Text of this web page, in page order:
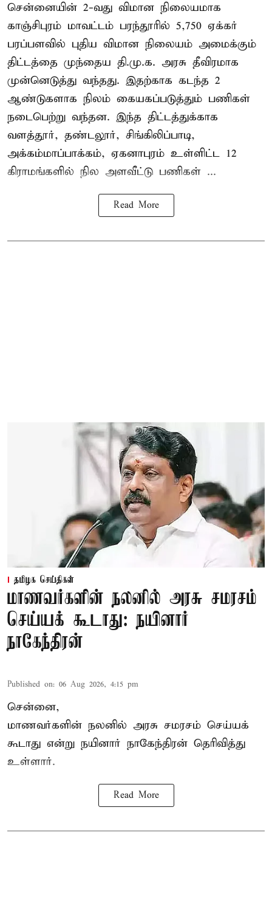
சென்னையின் 2-வது விமான நிலையமாக
காஞ்சிபுரம் மாவட்டம் பரந்தூரில் 5,750 ஏக்கர்
பரப்பளவில் புதிய விமான நிலையம் அமைக்கும்
திட்டத்தை முந்தைய தி.மு.க. அரசு தீவிரமாக
முன்னெடுத்து வந்தது. இதற்காக கடந்த 2
ஆண்டுகளாக நிலம் கையகப்படுத்தும் பணிகள்
நடைபெற்று வந்தன. இந்த திட்டத்துக்காக
வளத்தூர், தண்டலூர், சிங்கிலிப்பாடி,
அக்கம்மாப்பாக்கம், ஏகனாபுரம் உள்ளிட்ட 12
கிராமங்களில் நில அளவீட்டு பணிகள் ...
Read More
தமிழக செய்திகள்
மாணவர்களின் நலனில் அரசு சமரசம்
செய்யக் கூடாது: நயினார்
நாகேந்திரன்
Published on: 06 Aug 2026, 4:15 pm
சென்னை,
மாணவர்களின் நலனில் அரசு சமரசம் செய்யக்
கூடாது என்று நயினார் நாகேந்திரன் தெரிவித்து
உள்ளார்.
Read More